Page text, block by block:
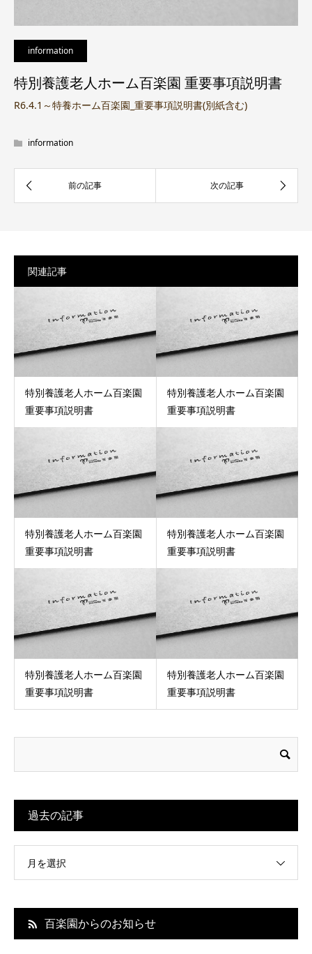
information
特別養護老人ホーム百楽園 重要事項説明書
R6.4.1～特養ホーム百楽園_重要事項説明書(別紙含む)
information
関連記事
特別養護老人ホーム百楽園
重要事項説明書
特別養護老人ホーム百楽園
重要事項説明書
特別養護老人ホーム百楽園
重要事項説明書
特別養護老人ホーム百楽園
重要事項説明書
特別養護老人ホーム百楽園
重要事項説明書
特別養護老人ホーム百楽園
重要事項説明書
過去の記事
月を選択
百楽園からのお知らせ